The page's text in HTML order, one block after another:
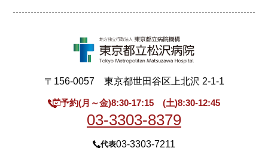
〒156-0057 東京都世田谷区上北沢 2-1-1
予約(月～金)8:30-17:15 (土)8:30-12:45
03-3303-8379
代表03-3303-7211